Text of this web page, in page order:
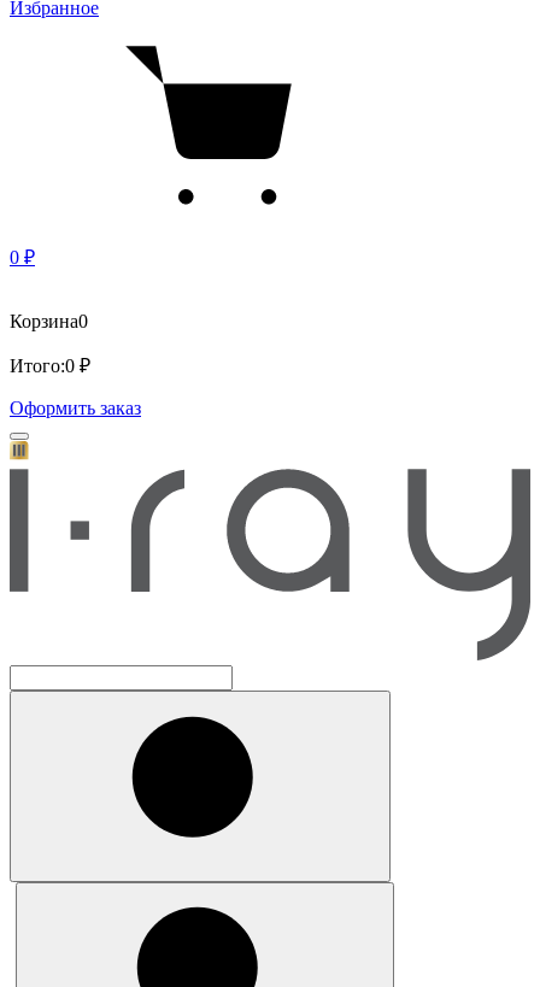
Избранное
0 ₽
Корзина0
Итого:0 ₽
Оформить заказ